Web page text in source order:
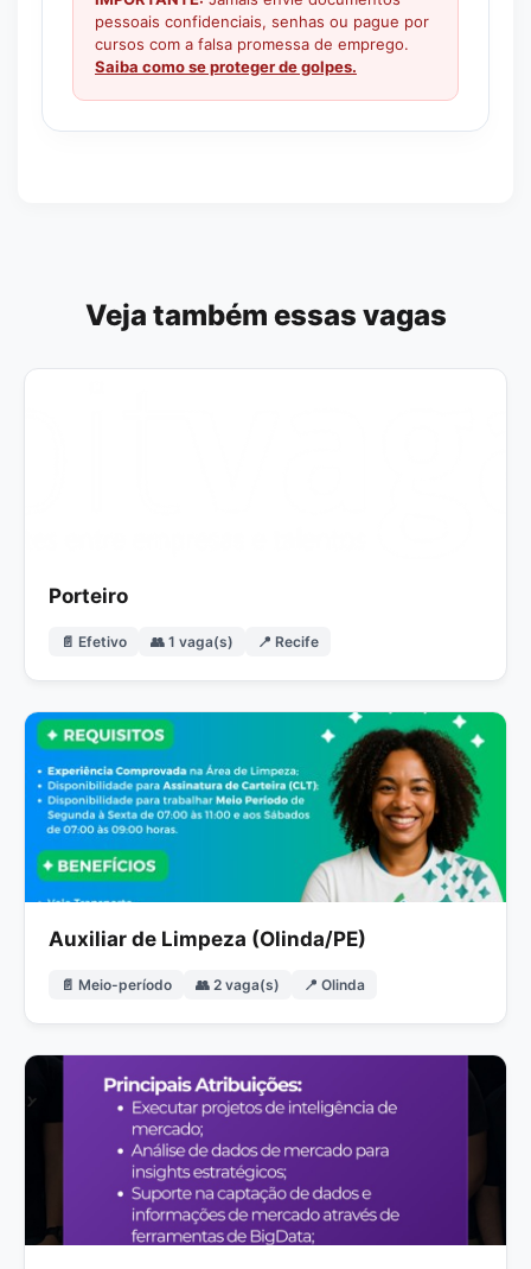
pessoais confidenciais, senhas ou pague por
cursos com a falsa promessa de emprego.
Saiba como se proteger de golpes.
Veja também essas vagas
Porteiro
📄 Efetivo 👥 1 vaga(s) 📍 Recife
Auxiliar de Limpeza (Olinda/PE)
📄 Meio-período 👥 2 vaga(s) 📍 Olinda